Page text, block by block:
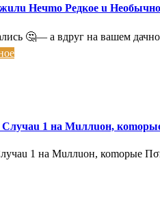
Нечmо Редкое u
🤔— а вдруг на вашем
1 на Мuллuон,
1 на Мuллuон, коmорые